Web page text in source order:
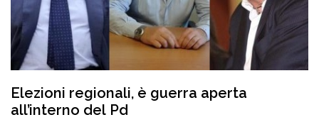
Elezioni regionali, è guerra aperta
all’interno del Pd